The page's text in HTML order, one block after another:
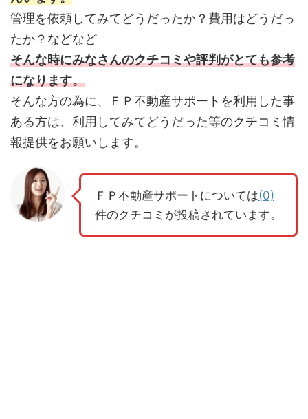
管理を依頼してみてどうだったか？費用はどうだっ
たか？などなど
そんな時にみなさんのクチコミや評判がとても参考
になります。
そんな方の為に、ＦＰ不動産サポートを利用した事
ある方は、利用してみてどうだった等のクチコミ情
報提供をお願いします。
ＦＰ不動産サポートについては(0)
件のクチコミが投稿されています。